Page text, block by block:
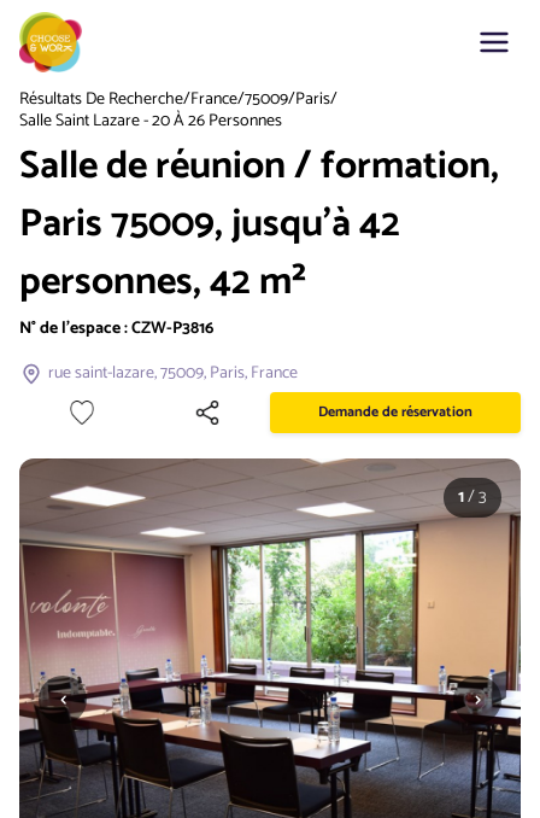
Résultats De Recherche/France/75009/Paris/
Salle Saint Lazare - 20 À 26 Personnes
Salle de réunion / formation,
Paris 75009, jusqu'à 42
personnes, 42 m²
N° de l'espace :CZW-P3816
rue saint-lazare, 75009, Paris, France
Demande de réservation
‹ ›
1/3